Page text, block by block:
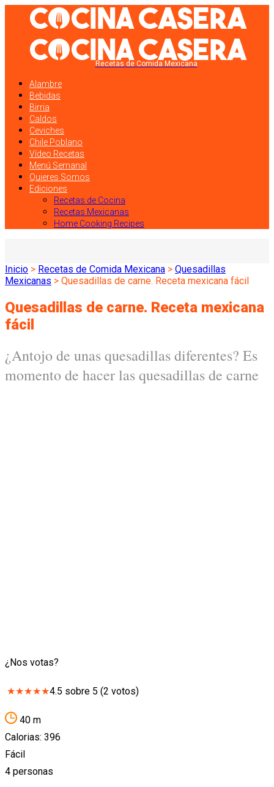
Recetas de Comida Mexicana
Alambre
Bebidas
Birria
Caldos
Ceviches
Chile Poblano
Vídeo Recetas
Menú Semanal
Quieres Somos
Ediciones
Recetas de Cocina
Recetas Mexicanas
Home Cooking Recipes
Inicio > Recetas de Comida Mexicana > Quesadillas
Mexicanas > Quesadillas de carne. Receta mexicana fácil
Quesadillas de carne. Receta mexicana
fácil
¿Antojo de unas quesadillas diferentes? Es
momento de hacer las quesadillas de carne
¿Nos votas?
★★★★★4.5 sobre 5 (2 votos)
40 m
Calorias: 396
Fácil
4 personas